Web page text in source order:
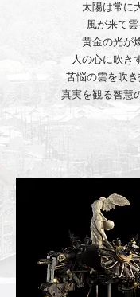
太陽は常に
風が来て
黄金の光が
人の心に吹き
苦悩の雲を吹
真実を観る智慧